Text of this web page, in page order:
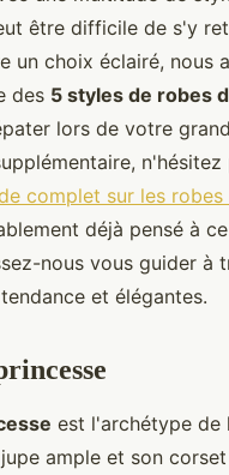
être difficile de s'y
un choix éclairé, nous
des 5 styles de robes
lors de votre
n'hésitez
complet sur les robes
déjà pensé à
nous vous guider à
et élégantes.
est l'archétype de
ample et son